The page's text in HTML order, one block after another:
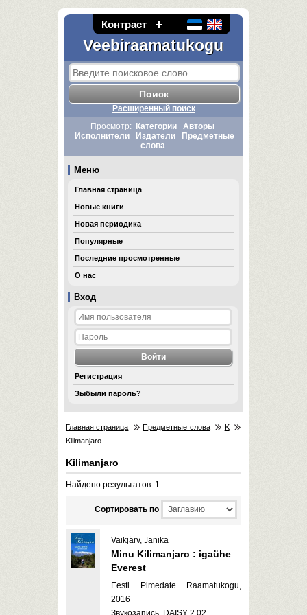
Контраст
Veebiraamatukogu
Вход
Регистрация
Зыбыли пароль?
Расширенный поиск
Просмотр:
Категории
Авторы
Исполнители
Издатели
Предметные
слова
Меню
Главная страница
Новые книги
Новая периодика
Популярные
Последние просмотренные
О нас
Главная страница Предметные слова
K
Kilimanjaro
Kilimanjaro
Найдено результатов: 1
Cортировать по
Vaikjärv, Janika
Minu Kilimanjaro : igaühe
Everest
Eesti Pimedate Raamatukogu,
2016
Звукозапись, DAISY 2.02